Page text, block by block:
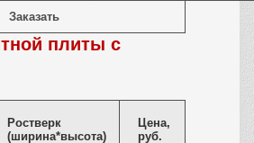
Заказать
плиты с
Ростверк
(ширина*высота)
Цена,
руб.